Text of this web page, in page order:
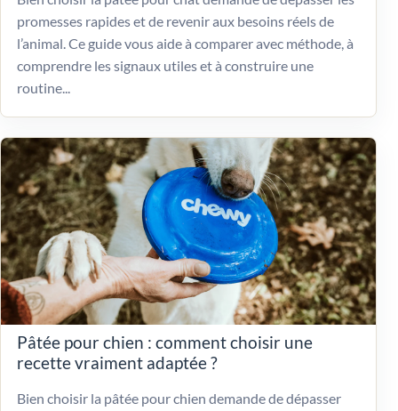
promesses rapides et de revenir aux besoins réels de
l’animal. Ce guide vous aide à comparer avec méthode, à
comprendre les signaux utiles et à construire une
routine...
Pâtée pour chien : comment choisir une
recette vraiment adaptée ?
Bien choisir la pâtée pour chien demande de dépasser